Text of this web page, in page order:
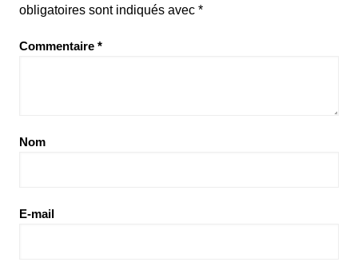
obligatoires sont indiqués avec *
Commentaire *
Nom
E-mail